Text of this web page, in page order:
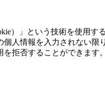
）」という技術を使用す
人情報を入力されない限
拒否することができます